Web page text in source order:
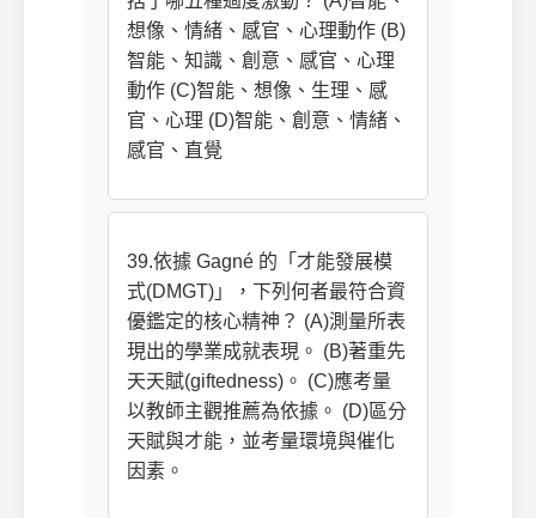
想像、情緒、感官、心理動作 (B)
智能、知識、創意、感官、心理
動作 (C)智能、想像、生理、感
官、心理 (D)智能、創意、情緒、
感官、直覺
39.依據 Gagné 的「才能發展模
式(DMGT)」，下列何者最符合資
優鑑定的核心精神？ (A)測量所表
現出的學業成就表現。 (B)著重先
天天賦(giftedness)。 (C)應考量
以教師主觀推薦為依據。 (D)區分
天賦與才能，並考量環境與催化
因素。